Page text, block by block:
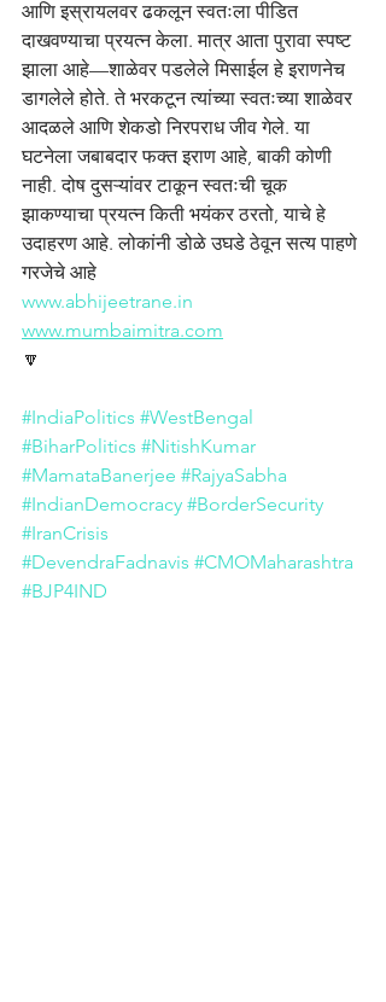
आणि इस्रायलवर ढकलून स्वतःला पीडित
दाखवण्याचा प्रयत्न केला. मात्र आता पुरावा स्पष्ट
झाला आहे—शाळेवर पडलेले मिसाईल हे इराणनेच
डागलेले होते. ते भरकटून त्यांच्या स्वतःच्या शाळेवर
आदळले आणि शेकडो निरपराध जीव गेले. या
घटनेला जबाबदार फक्त इराण आहे, बाकी कोणी
नाही. दोष दुसऱ्यांवर टाकून स्वतःची चूक
झाकण्याचा प्रयत्न किती भयंकर ठरतो, याचे हे
उदाहरण आहे. लोकांनी डोळे उघडे ठेवून सत्य पाहणे
गरजेचे आहे
www.abhijeetrane.in
www.mumbaimitra.com
🔽
#IndiaPolitics #WestBengal
#BiharPolitics #NitishKumar
#MamataBanerjee #RajyaSabha
#IndianDemocracy #BorderSecurity
#IranCrisis
#DevendraFadnavis #CMOMaharashtra
#BJP4IND